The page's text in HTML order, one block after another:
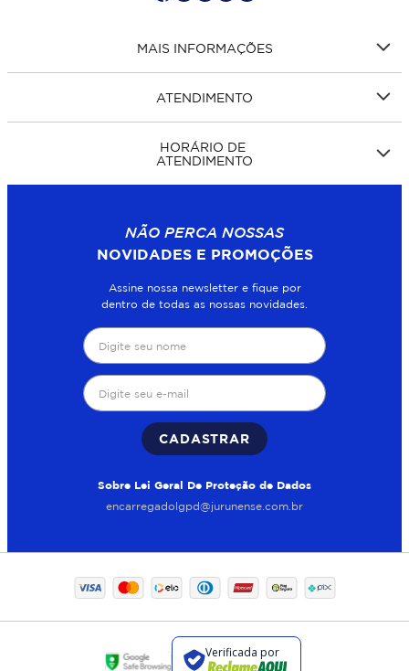
MAIS INFORMAÇÕES
ATENDIMENTO
HORÁRIO DE
ATENDIMENTO
NÃO PERCA NOSSAS
NOVIDADES E PROMOÇÕES
Assine nossa newsletter e fique por
dentro de todas as nossas novidades.
CADASTRAR
Sobre Lei Geral De Proteção de Dados
encarregadolgpd@jurunense.com.br